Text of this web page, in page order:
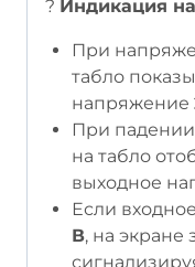
? Индикация
При
табло
напряжение
При
на табло
выходное
Если
В, на экране